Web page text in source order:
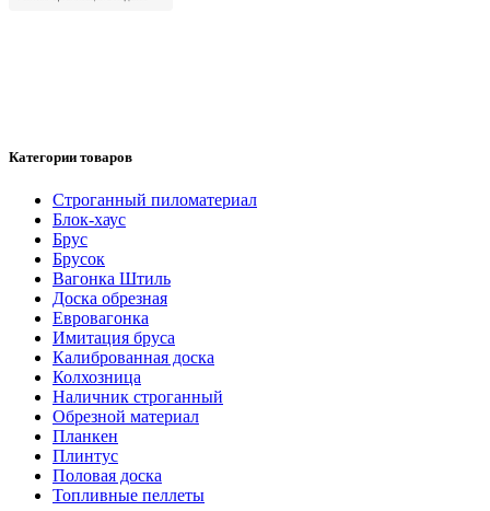
Категории товаров
Cтроганный пиломатериал
Блок-хаус
Брус
Брусок
Вагонка Штиль
Доска обрезная
Евровагонка
Имитация бруса
Калиброванная доска
Колхозница
Наличник строганный
Обрезной материал
Планкен
Плинтус
Половая доска
Топливные пеллеты